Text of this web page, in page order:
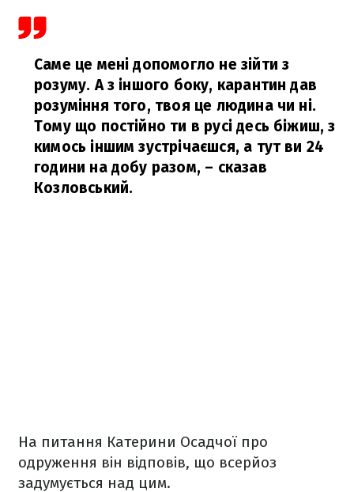
Саме це мені допомогло не зійти з
розуму. А з іншого боку, карантин дав
розуміння того, твоя це людина чи ні.
Тому що постійно ти в русі десь біжиш, з
кимось іншим зустрічаєшся, а тут ви 24
години на добу разом, – сказав
Козловський.
На питання Катерини Осадчої про
одруження він відповів, що всерйоз
задумується над цим.